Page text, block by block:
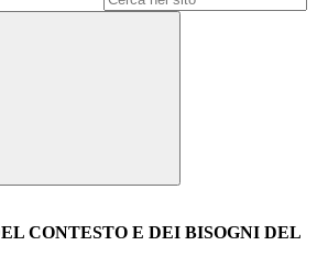
CONTESTO E DEI BISOGNI DEL